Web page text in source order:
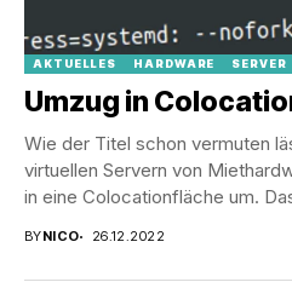
AKTUELLES HARDWARE SERVER
Umzug in
Wie der Titel schon vermuten
virtuellen Servern von
in eine Colocationfläche um.
BYNICO 26.12.2022